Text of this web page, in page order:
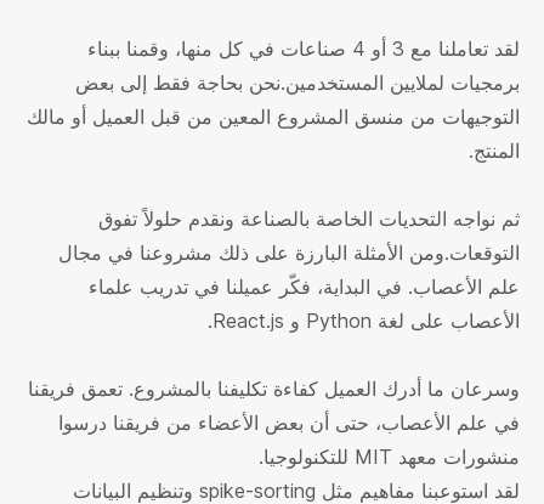
لقد تعاملنا مع 3 أو 4 صناعات في كل منها، وقمنا ببناء
برمجيات لملايين المستخدمين.نحن بحاجة فقط إلى بعض
التوجيهات من منسق المشروع المعين من قبل العميل أو مالك
المنتج.
ثم نواجه التحديات الخاصة بالصناعة ونقدم حلولاً تفوق
التوقعات.ومن الأمثلة البارزة على ذلك مشروعنا في مجال
علم الأعصاب. في البداية، فكّر عميلنا في تدريب علماء
الأعصاب على لغة Python و React.js.
وسرعان ما أدرك العميل كفاءة تكليفنا بالمشروع. تعمق فريقنا
في علم الأعصاب، حتى أن بعض الأعضاء من فريقنا درسوا
منشورات معهد MIT للتكنولوجيا.
لقد استوعبنا مفاهيم مثل spike-sorting وتنظيم البيانات